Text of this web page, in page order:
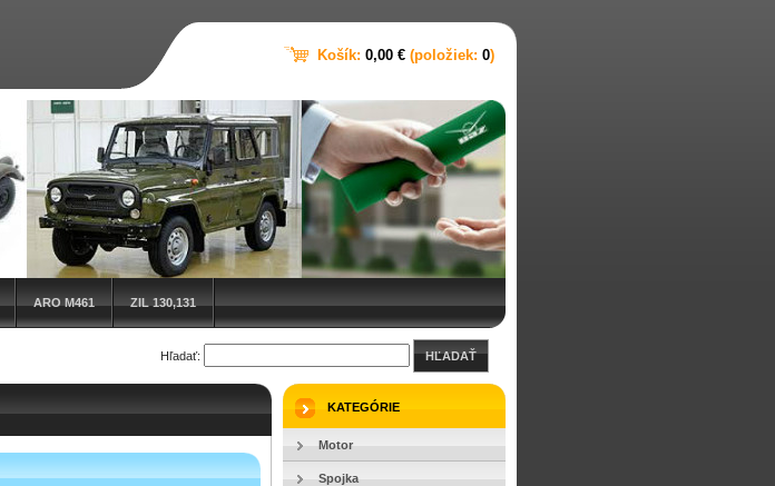
ARO M461 ZIL 130,131
Hľadať: HĽADAŤ
KATEGÓRIE
Motor
Spojka
Košík: 0,00 € (položiek: 0)